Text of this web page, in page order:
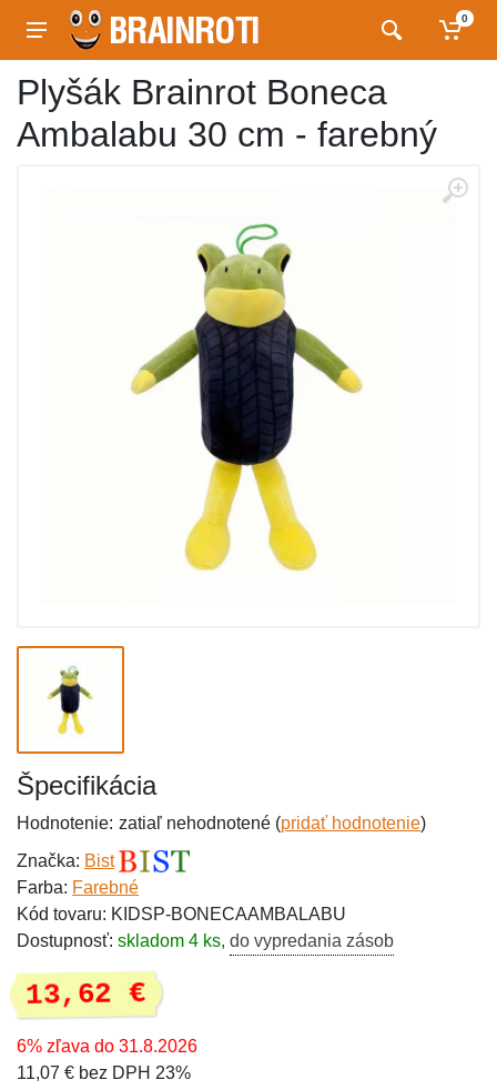
0
Plyšák Brainrot Boneca
Ambalabu 30 cm - farebný
Špecifikácia
Hodnotenie: zatiaľ nehodnotené (pridať hodnotenie)
Značka: Bist
Farba: Farebné
Kód tovaru: KIDSP-BONECAAMBALABU
Dostupnosť: skladom 4 ks, do vypredania zásob
13,62 €
6% zľava do 31.8.2026
11,07 € bez DPH 23%